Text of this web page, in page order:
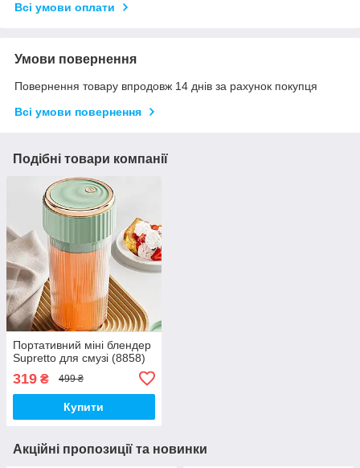
Всі умови оплати
Умови повернення
Повернення товару впродовж 14 днів за рахунок покупця
Всі умови повернення
Подібні товари компанії
Портативний міні блендер
Supretto для смузі (8858)
319 ₴ 499 ₴
Купити
Акційні пропозиції та новинки